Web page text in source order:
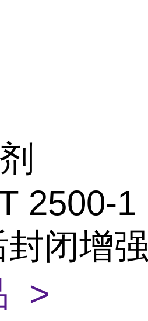
2500-1
闭增强
>